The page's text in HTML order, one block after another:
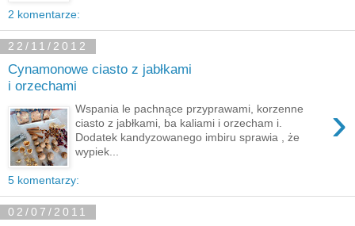
2 komentarze:
22/11/2012
Cynamonowe ciasto z jabłkami
i orzechami
›
Wspania le pachnące przyprawami, korzenne
ciasto z jabłkami, ba kaliami i orzecham i.
Dodatek kandyzowanego imbiru sprawia , że
wypiek...
5 komentarzy:
02/07/2011